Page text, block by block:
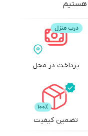
هستیم
پرداخت در محل
تضمین کیفیت